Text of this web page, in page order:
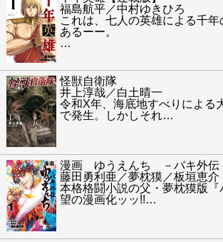
福島航平／中村ゆきひろ
これは、七人の英雄による千
あるーー。
…
怪獣自衛隊
井上淳哉／白土晴一
令和X年、海底地すべりによる
で発生。しかしそれ…
漫画 ゆうえんち －バキ外伝
藤田勇利亜／夢枕獏／板垣恵介
本格格闘小説の父・夢枕獏版
望の漫画化ッッ!!…